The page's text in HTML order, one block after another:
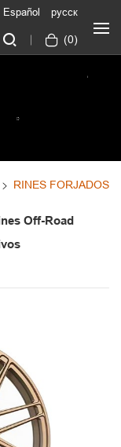
(0)
Español русск
RINES FORJADOS
Off-Road